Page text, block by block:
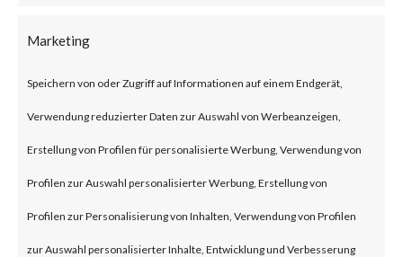
Marketing
Speichern von oder Zugriff auf Informationen auf einem Endgerät,
Verwendung reduzierter Daten zur Auswahl von Werbeanzeigen,
Erstellung von Profilen für personalisierte Werbung, Verwendung von
Profilen zur Auswahl personalisierter Werbung, Erstellung von
Profilen zur Personalisierung von Inhalten, Verwendung von Profilen
zur Auswahl personalisierter Inhalte, Entwicklung und Verbesserung
2023-46805 and CVE-2024-